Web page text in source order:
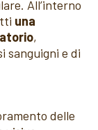
All’interno
una
,
sanguigni e di
delle